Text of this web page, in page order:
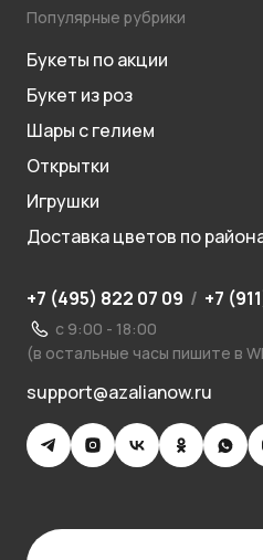
Популярные рубрики
Букеты по акции
Букет из роз
Шары с гелием
Открытки
Игрушки
Доставка цветов по
+7 (495) 822 07 09 / +7
с 9:00 - 18:00
(в остальные часы пишите в
support@azalianow.ru